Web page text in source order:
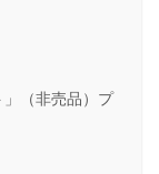
」（非売品）プ